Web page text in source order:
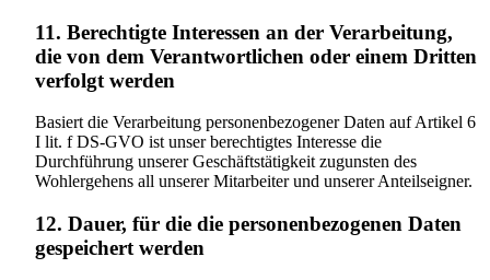
11. Berechtigte Interessen an der Verarbeitung,
die von dem Verantwortlichen oder einem Dritten
verfolgt werden
Basiert die Verarbeitung personenbezogener Daten auf Artikel 6
I lit. f DS-GVO ist unser berechtigtes Interesse die
Durchführung unserer Geschäftstätigkeit zugunsten des
Wohlergehens all unserer Mitarbeiter und unserer Anteilseigner.
12. Dauer, für die die personenbezogenen Daten
gespeichert werden